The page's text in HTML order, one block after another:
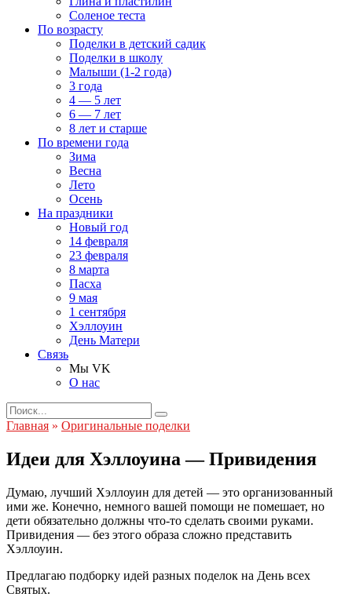
Соленое теста
По возрасту
Поделки в детский садик
Поделки в школу
Малыши (1-2 года)
3 года
4 — 5 лет
6 — 7 лет
8 лет и старше
По времени года
Зима
Весна
Лето
Осень
На праздники
Новый год
14 февраля
23 февраля
8 марта
Пасха
9 мая
1 сентября
Хэллоуин
День Матери
Связь
Мы VK
О нас
Search
for:
Главная » Оригинальные поделки
Идеи для Хэллоуина — Привидения
Думаю, лучший Хэллоуин для детей — это организованный
ими же. Конечно, немного вашей помощи не помешает, но
дети обязательно должны что-то сделать своими руками.
Привидения — без этого образа сложно представить
Хэллоуин.
Предлагаю подборку идей разных поделок на День всех
Святых.